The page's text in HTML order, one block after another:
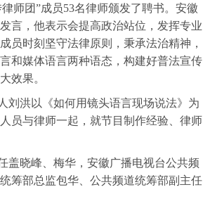
师团”成员53名律师颁发了聘书。安徽
言，他表示会提高政治站位，发挥专业
员时刻坚守法律原则，秉承法治精神，
和媒体语言两种语态，构建好普法宣传
效果。
刘洪以《如何用镜头语言现场说法》为
员与律师一起，就节目制作经验、律师
盖晓峰、梅华，安徽广播电视台公共频
筹部总监包华、公共频道统筹部副主任